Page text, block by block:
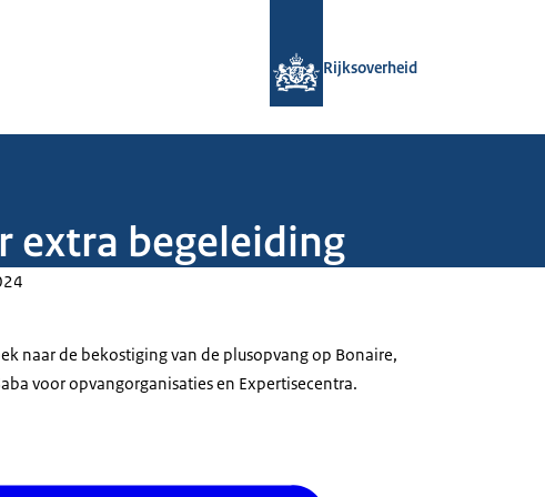
Rijksoverheid
extra begeleiding
naar de bekostiging van de plusopvang op Bonaire,
voor opvangorganisaties en Expertisecentra.